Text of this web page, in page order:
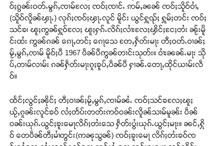
ဝ်ႈၵွၼ်းဝတ်ႉမွၵ်ႇၸၢမ်လႄႈ ၸဝ်ႈၸၢင်ႉ ဢမ်ႇၼၼ် ၸဝ်ႈသိူဝ်ဝၢႆႇ
(သိူဝ်လိူၼ်ၾႃႉ) လုၵ်ႈၸဝ်ႈၾႃႉလူင် မိူင်း ယွင်ႁူၺ်ႈ ႁူမ်ႈတင်း ၸဝ်ႈ
သင်ၶ၊ ၽူႈဢွၼ်ႁူဝ်လႄႈ ၽူႈႁၵ်ႉလိၵ်ႈလၢႆးလႄႈၾိင်ႈငႄႈတႆး ၼႂ်းမိူ
င်းထႆး ဢွၼ်ၵၼ် ၵေႃႇတင်ႈ ၵေႃသေ တႄႇႁဵတ်းမႃး တီႈဝတ်ႉဝၢၼ်ႈ
မႂ်ႇမွၵ်ႇၸၢမ် မိူဝ်ႈပီ 1967 ပဵၼ်ပီဢွၼ်တၢင်းသုတ်း။ ဝၢႆးၼၼ်ႉမႃး သို
ပ်ႇတၢမ်လၢမ်း ၵၼ်ႁဵတ်းမႃးၵူႈၶူပ်ႇပဵၼ်ပီ ႁၢၼ်ႉတေႃႇထိုင်ယၢမ်းလဵ
ဝ်။
ထႅင်ႈလွင်ႈၼိုင်ႈ တီႈဝၢၼ်ႈမႂ်ႇမွၵ်ႇၸၢမ်ၼႆႉ ၸဝ်ႈသင်ၶလႄႈၽူႈ
ယႂ်ႇၵူၼ်းလူင်ၶဝ် လႆႈတႅပ်းတတ်းဢဝ်ဝၼ်းလိူၼ်သၢမ်မူၼ်း ပဵၼ်
ဝၼ်းယုၵ်ႉယွင်ႈၶူးမေႃလိၵ်ႈတႆးသေ ႁဵတ်းပွႆးယုၵ်ႉယွင်ႈမႃး။ ၼင်ႇႁို
ဝ် တေပဵၼ်တီႈမၢႆတွင်း(ဢၼုသွၼ်) ၸဝ်ႈၶူးမေႃ လိၵ်ႈတႆးၶဝ်ၸ